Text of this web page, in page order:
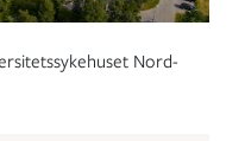
Nord-